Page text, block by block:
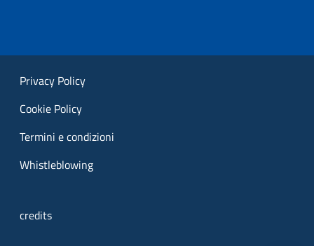
Privacy Policy
Cookie Policy
Termini e condizioni
Whistleblowing
credits